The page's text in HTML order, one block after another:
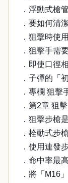
．浮動式槍
．要如何清
．狙擊時使
．狙擊手需
．即使口徑
．子彈的「
．專欄 狙擊
．第2章 狙
．狙擊步槍
．栓動式步
．使用連發
．命中率最
．將「M16